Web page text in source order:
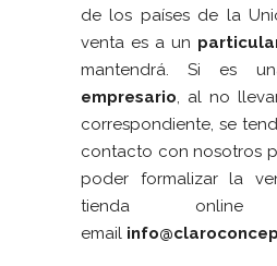
de los países de la
venta es a un
mantendrá. Si es
empresario, al no
correspondiente, se
contacto con nosotros
poder formalizar la
tienda
email